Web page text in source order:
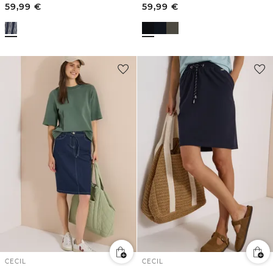
59,99 €
59,99 €
CECIL CECIL